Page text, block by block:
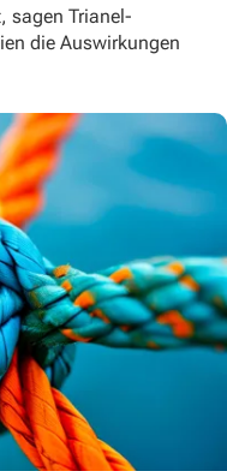
sagen Trianel-
die Auswirkungen